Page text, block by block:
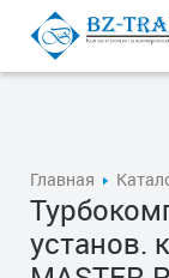
Главная
установ.